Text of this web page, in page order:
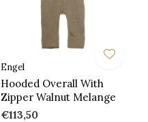
Engel
Hooded Overall With
Zipper Walnut Melange
€113,50